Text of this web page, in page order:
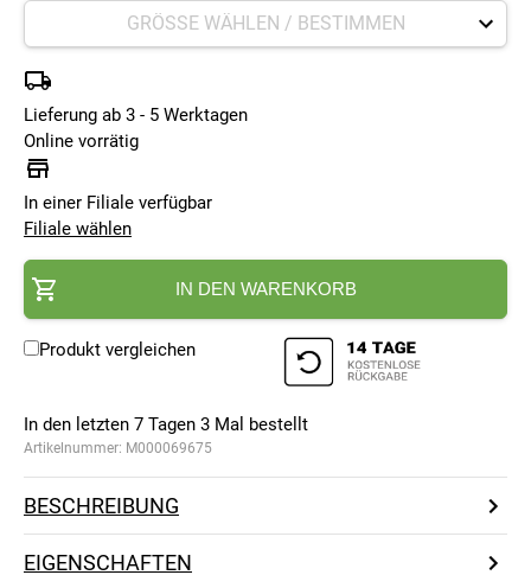
Lieferung ab 3 - 5 Werktagen
Online vorrätig
In einer Filiale verfügbar
Filiale wählen
IN DEN WARENKORB
Produkt vergleichen
In den letzten 7 Tagen 3 Mal bestellt
Artikelnummer: M000069675
BESCHREIBUNG
EIGENSCHAFTEN